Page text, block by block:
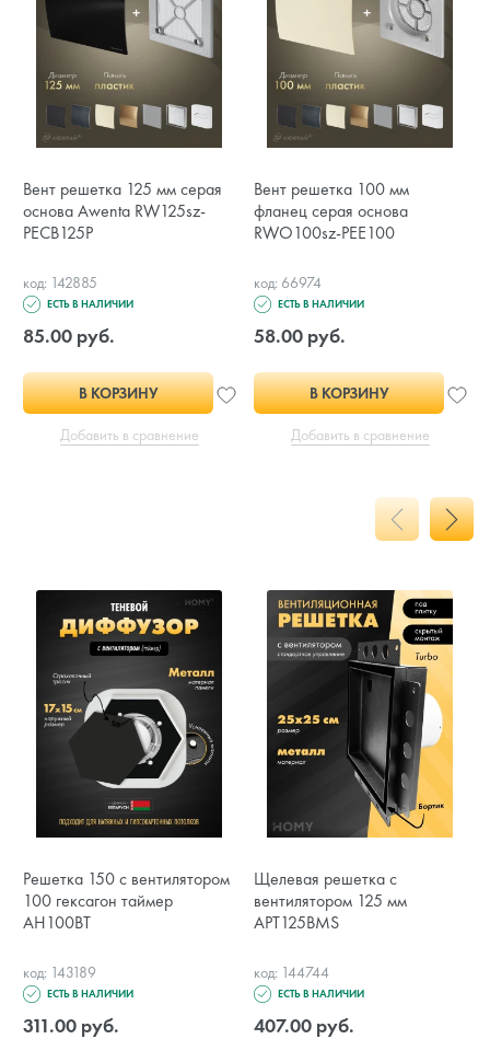
Вент решетка 125 мм серая
основа Awenta RW125sz-
PECB125P
код: 142885
ЕСТЬ В НАЛИЧИИ
85.00 руб.
В КОРЗИНУ
Добавить в сравнение
Вент решетка 100 мм
фланец серая основа
RWO100sz-PEE100
код: 66974
ЕСТЬ В НАЛИЧИИ
58.00 руб.
В КОРЗИНУ
Добавить в сравнение
Решетка 150 с вентилятором
100 гексагон таймер
AH100BT
код: 143189
ЕСТЬ В НАЛИЧИИ
311.00 руб.
Щелевая решетка с
вентилятором 125 мм
APT125BMS
код: 144744
ЕСТЬ В НАЛИЧИИ
407.00 руб.